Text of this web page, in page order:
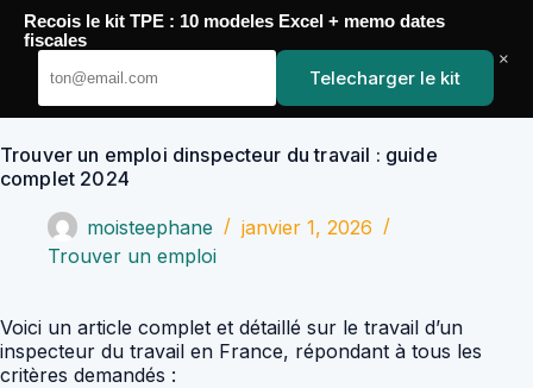
Passer
contenu
YoupiJobs
Trouver un emploi dinspecteur du travail : guide
complet 2024
moisteephane
janvier 1, 2026
Trouver un emploi
Voici un article complet et détaillé sur le travail d’un
inspecteur du travail en France, répondant à tous les
critères demandés :
Recois le kit TPE : 10 modeles Excel + memo dates
fiscales
Telecharger le kit
×